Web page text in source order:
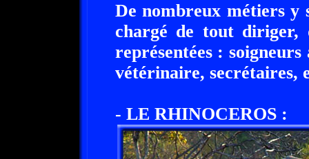
De nombreux métiers y
chargé de tout diriger,
représentées :
vétérinaire, secrétaires,
- LE RHINOCEROS :